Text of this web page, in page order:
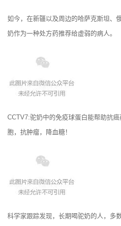
如今，在新疆以及周边的哈萨克斯坦、
奶作为一种处方药推荐给虚弱的病人。
CCTV7:驼奶中的免疫球蛋白能帮助抗
胞，抗肿瘤，降血糖！
科学家跟踪发现，长期喝驼奶的人，多